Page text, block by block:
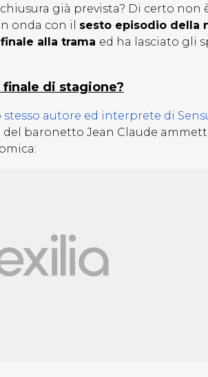
già prevista? Di certo non
onda con il sesto episodio della
alla trama ed ha lasciato gli
finale di stagione?
stesso autore ed interprete di
del baronetto Jean Claude